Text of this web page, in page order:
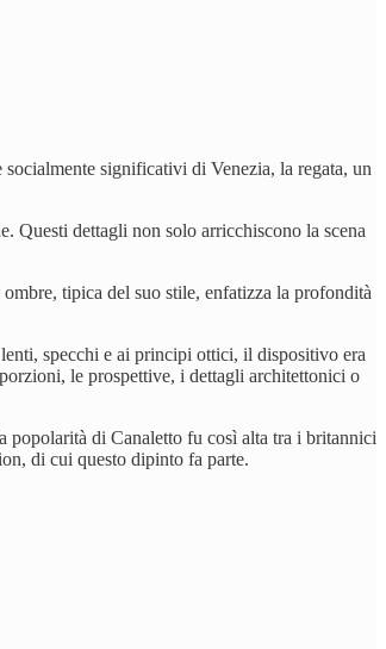
significativi di Venezia, la regata, un
Questi dettagli non solo arricchiscono la scena
tipica del suo stile, enfatizza la profondità
specchi e ai principi ottici, il dispositivo era
le prospettive, i dettagli architettonici o
popolarità di Canaletto fu così alta tra i britannici
di cui questo dipinto fa parte.